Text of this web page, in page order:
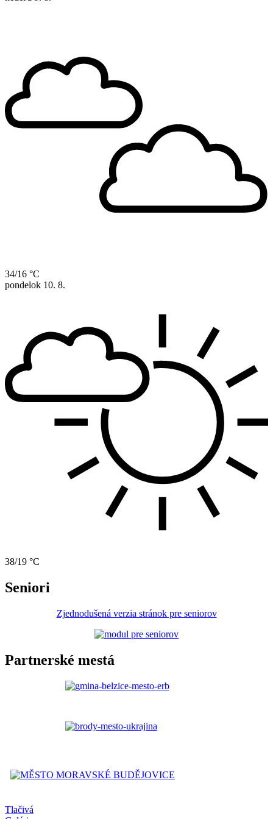
34/16 °C
pondelok 10. 8.
38/19 °C
Seniori
Zjednodušená verzia stránok pre seniorov
Partnerské mestá
Tlačivá